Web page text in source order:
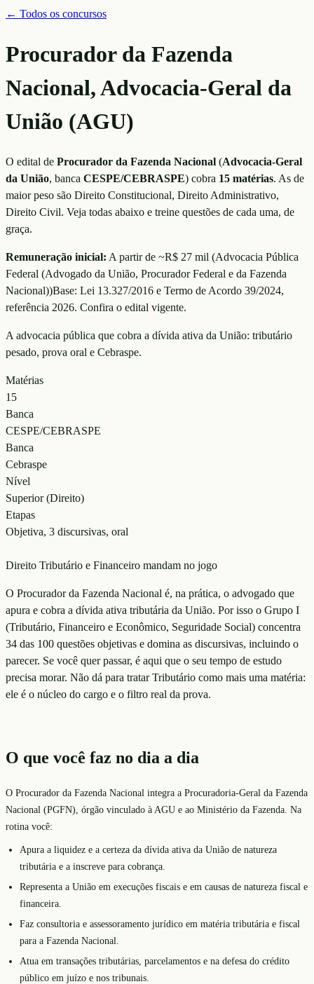
← Todos os concursos
Procurador da Fazenda
Nacional, Advocacia-Geral da
União (AGU)
O edital de Procurador da Fazenda Nacional (Advocacia-Geral
da União, banca CESPE/CEBRASPE) cobra 15 matérias. As de
maior peso são Direito Constitucional, Direito Administrativo,
Direito Civil. Veja todas abaixo e treine questões de cada uma, de
graça.
Remuneração inicial: A partir de ~R$ 27 mil (Advocacia Pública
Federal (Advogado da União, Procurador Federal e da Fazenda
Nacional))Base: Lei 13.327/2016 e Termo de Acordo 39/2024,
referência 2026. Confira o edital vigente.
A advocacia pública que cobra a dívida ativa da União: tributário
pesado, prova oral e Cebraspe.
Matérias
15
Banca
CESPE/CEBRASPE
Banca
Cebraspe
Nível
Superior (Direito)
Etapas
Objetiva, 3 discursivas, oral
Direito Tributário e Financeiro mandam no jogo
O Procurador da Fazenda Nacional é, na prática, o advogado que
apura e cobra a dívida ativa tributária da União. Por isso o Grupo I
(Tributário, Financeiro e Econômico, Seguridade Social) concentra
34 das 100 questões objetivas e domina as discursivas, incluindo o
parecer. Se você quer passar, é aqui que o seu tempo de estudo
precisa morar. Não dá para tratar Tributário como mais uma matéria:
ele é o núcleo do cargo e o filtro real da prova.
O que você faz no dia a dia
O Procurador da Fazenda Nacional integra a Procuradoria-Geral da Fazenda
Nacional (PGFN), órgão vinculado à AGU e ao Ministério da Fazenda. Na
rotina você:
Apura a liquidez e a certeza da dívida ativa da União de natureza
tributária e a inscreve para cobrança.
Representa a União em execuções fiscais e em causas de natureza fiscal e
financeira.
Faz consultoria e assessoramento jurídico em matéria tributária e fiscal
para a Fazenda Nacional.
Atua em transações tributárias, parcelamentos e na defesa do crédito
público em juízo e nos tribunais.